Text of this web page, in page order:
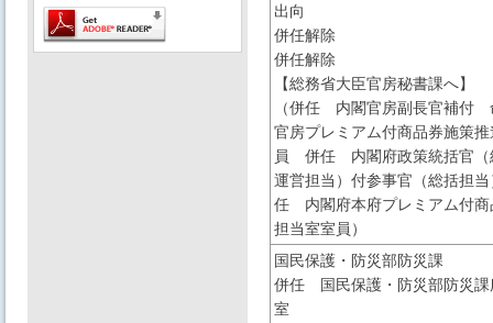
出向
併任解除
併任解除
【総務省大臣官房秘書課へ】
（併任 内閣官房副長官補
官房プレミアム付商品券施策
員 併任 内閣府政策統括官（
運営担当）付参事官（総括担
任 内閣府本府プレミアム付商
担当室室員）
国民保護・防災部防災課
併任 国民保護・防災部防災課
室